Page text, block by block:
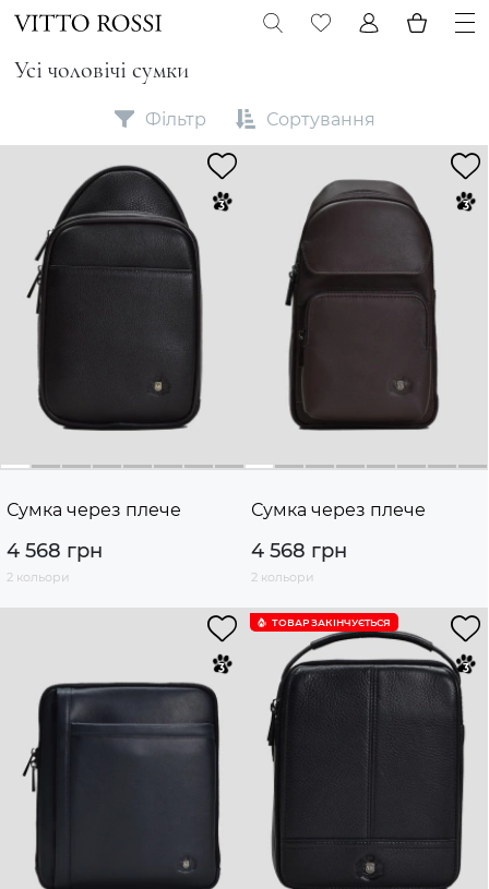
Усі чоловічі сумки
Фільтр Сортування
Сумка через плече
4 568 грн
2 кольори
Сумка через плече
4 568 грн
2 кольори
ТОВАР ЗАКІНЧУЄTЬСЯ